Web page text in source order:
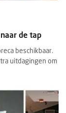
de tap
beschikbaar.
uitdagingen om